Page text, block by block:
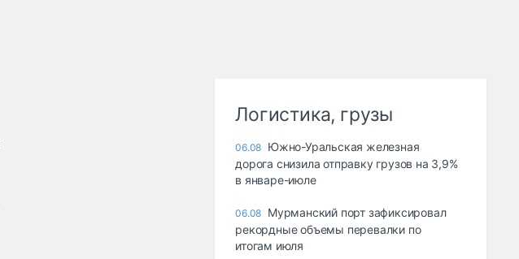
Логистика, грузы
06.08 Южно-Уральская железная
дорога снизила отправку грузов на 3,9%
в январе-июле
06.08 Мурманский порт зафиксировал
рекордные объемы перевалки по
итогам июля